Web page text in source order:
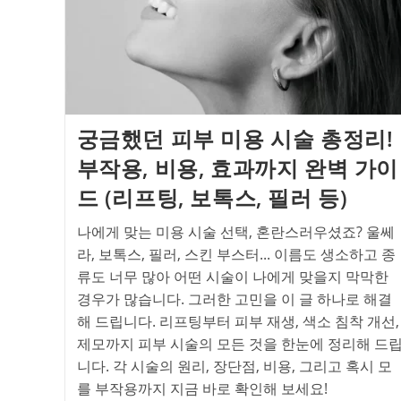
궁금했던 피부 미용 시술 총정리!
부작용, 비용, 효과까지 완벽 가이
드 (리프팅, 보톡스, 필러 등)
나에게 맞는 미용 시술 선택, 혼란스러우셨죠? 울쎄
라, 보톡스, 필러, 스킨 부스터... 이름도 생소하고 종
류도 너무 많아 어떤 시술이 나에게 맞을지 막막한
경우가 많습니다. 그러한 고민을 이 글 하나로 해결
해 드립니다. 리프팅부터 피부 재생, 색소 침착 개선,
제모까지 피부 시술의 모든 것을 한눈에 정리해 드
니다. 각 시술의 원리, 장단점, 비용, 그리고 혹시 모
를 부작용까지 지금 바로 확인해 보세요!